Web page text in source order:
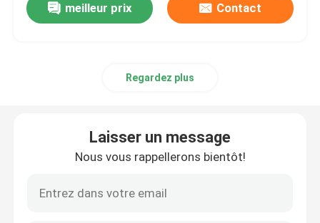
meilleur prix Contact
Regardez plus
Laisser un message
Nous vous rappellerons bientôt!